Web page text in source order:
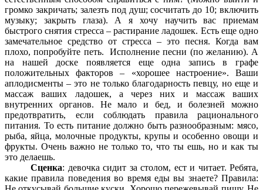
громко закричать; залезть под душ; сосчитать до 10; включить
музыку; закрыть глаза). А я хочу научить вас приемам
быстрого снятия стресса – растирание ладошек. Есть еще одно
замечательное средство от стресса – это песня. Когда вам
плохо, попробуйте петь. Исполнение песни (по желанию). А
на нашей доске появляется еще одна запись в графе
положительных факторов – «хорошее настроение». Ваши
аплодисменты – это не только благодарность певцу, но еще и
массаж ваших ладошек, а через них и массаж ваших
внутренних органов. Не мало и бед, и болезней можно
предотвратить, если соблюдать правила рационального
питания. То есть питание должно быть разнообразным: мясо,
рыба, яйца, молочные продукты, крупы и особенно овощи и
фрукты. Очень важно не только то, что ты ешь, но и как ты
это делаешь.
Сценка: девочка сидит за столом, ест и читает. Ребята,
какие правила поведения во время еды вы знаете? Правила: